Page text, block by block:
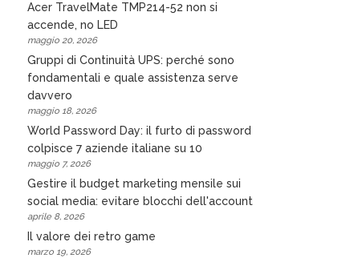
Acer TravelMate TMP214-52 non si
accende, no LED
maggio 20, 2026
Gruppi di Continuità UPS: perché sono
fondamentali e quale assistenza serve
davvero
maggio 18, 2026
World Password Day: il furto di password
colpisce 7 aziende italiane su 10
maggio 7, 2026
Gestire il budget marketing mensile sui
social media: evitare blocchi dell'account
aprile 8, 2026
Il valore dei retro game
marzo 19, 2026